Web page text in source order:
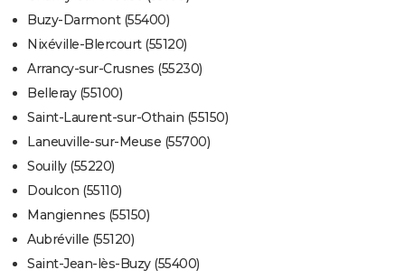
Buzy-Darmont (55400)
Nixéville-Blercourt (55120)
Arrancy-sur-Crusnes (55230)
Belleray (55100)
Saint-Laurent-sur-Othain (55150)
Laneuville-sur-Meuse (55700)
Souilly (55220)
Doulcon (55110)
Mangiennes (55150)
Aubréville (55120)
Saint-Jean-lès-Buzy (55400)